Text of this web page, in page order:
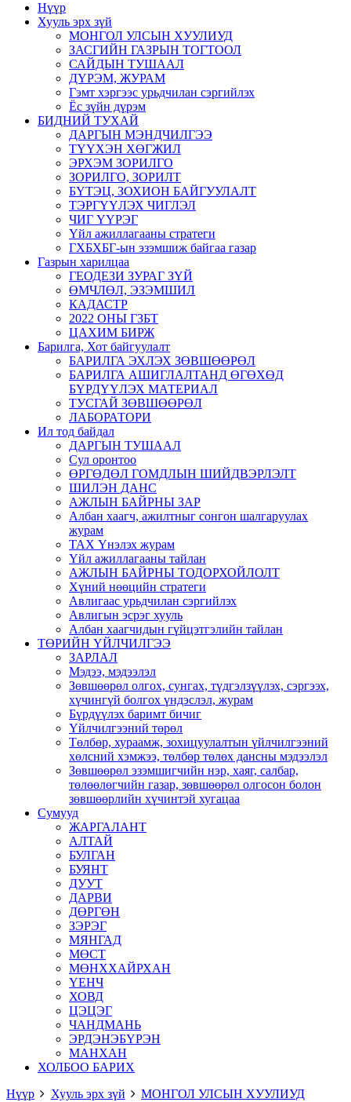
Нүүр
Хууль эрх зүй
МОНГОЛ УЛСЫН ХУУЛИУД
ЗАСГИЙН ГАЗРЫН ТОГТООЛ
САЙДЫН ТУШААЛ
ДҮРЭМ, ЖУРАМ
Гэмт хэргээс урьдчилан сэргийлэх
Ёс зүйн дүрэм
БИДНИЙ ТУХАЙ
ДАРГЫН МЭНДЧИЛГЭЭ
ТҮҮХЭН ХӨГЖИЛ
ЭРХЭМ ЗОРИЛГО
ЗОРИЛГО, ЗОРИЛТ
БҮТЭЦ, ЗОХИОН БАЙГУУЛАЛТ
ТЭРГҮҮЛЭХ ЧИГЛЭЛ
ЧИГ ҮҮРЭГ
Үйл ажиллагааны стратеги
ГХБХБГ-ын эзэмшиж байгаа газар
Газрын харилцаа
ГЕОДЕЗИ ЗУРАГ ЗҮЙ
ӨМЧЛӨЛ, ЭЗЭМШИЛ
КАДАСТР
2022 ОНЫ ГЗБТ
ЦАХИМ БИРЖ
Барилга, Хот байгуулалт
БАРИЛГА ЭХЛЭХ ЗӨВШӨӨРӨЛ
БАРИЛГА АШИГЛАЛТАНД ӨГӨХӨД
БҮРДҮҮЛЭХ МАТЕРИАЛ
ТУСГАЙ ЗӨВШӨӨРӨЛ
ЛАБОРАТОРИ
Ил тод байдал
ДАРГЫН ТУШААЛ
Сул оронтоо
ӨРГӨДӨЛ ГОМДЛЫН ШИЙДВЭРЛЭЛТ
ШИЛЭН ДАНС
АЖЛЫН БАЙРНЫ ЗАР
Албан хаагч, ажилтныг сонгон шалгаруулах
журам
ТАХ Үнэлэх журам
Үйл ажиллагааны тайлан
АЖЛЫН БАЙРНЫ ТОДОРХОЙЛОЛТ
Хүний нөөцийн стратеги
Авлигаас урьдчилан сэргийлэх
Авлигын эсрэг хууль
Албан хаагчидын гүйцэтгэлийн тайлан
ТӨРИЙН ҮЙЛЧИЛГЭЭ
ЗАРЛАЛ
Мэдээ, мэдээлэл
Зөвшөөрөл олгох, сунгах, түдгэлзүүлэх, сэргээх,
хүчингүй болгох үндэслэл, журам
Бүрдүүлэх баримт бичиг
Үйлчилгээний төрөл
Төлбөр, хураамж, зохицуулалтын үйлчилгээний
хөлсний хэмжээ, төлбөр төлөх дансны мэдээлэл
Зөвшөөрөл эзэмшигчийн нэр, хаяг, салбар,
төлөөлөгчийн газар, зөвшөөрөл олгосон болон
зөвшөөрлийн хүчинтэй хугацаа
Сумууд
ЖАРГАЛАНТ
АЛТАЙ
БУЛГАН
БУЯНТ
ДУУТ
ДАРВИ
ДӨРГӨН
ЗЭРЭГ
МЯНГАД
МӨСТ
МӨНХХАЙРХАН
ҮЕНЧ
ХОВД
ЦЭЦЭГ
ЧАНДМАНЬ
ЭРДЭНЭБҮРЭН
МАНХАН
ХОЛБОО БАРИХ
Нүүр
Хууль эрх зүй МОНГОЛ УЛСЫН ХУУЛИУД